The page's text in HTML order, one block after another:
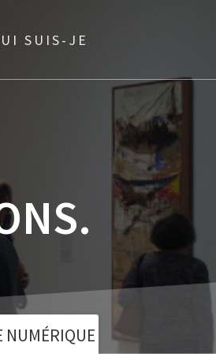
SUIS-JE
NUMÉRIQUE